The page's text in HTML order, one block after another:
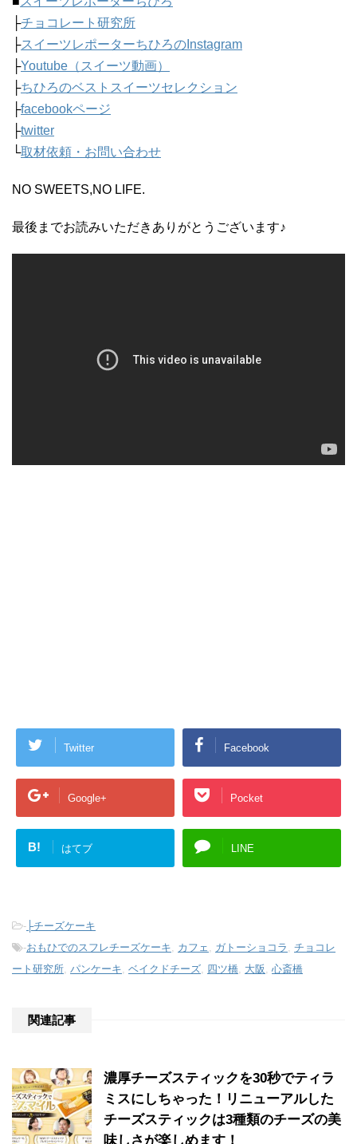
├チョコレート研究所
├スイーツレポーターちひろのInstagram
├Youtube（スイーツ動画）
├ちひろのベストスイーツセレクション
├facebookページ
├twitter
└取材依頼・お問い合わせ
NO SWEETS,NO LIFE.
最後までお読みいただきありがとうございます♪
Twitter Facebook
Google+ Pocket
B! はてブ LINE
- ├チーズケーキ
-おもひでのスフレチーズケーキ, カフェ , ガトーショコラ , チョコレ
ート研究所, パンケーキ, ベイクドチーズ, 四ツ橋, 大阪 , 心斎橋
関連記事
濃厚チーズスティックを30秒でティラ
ミスにしちゃった！リニューアルした
チーズスティックは3種類のチーズの美
味しさが楽しめます！